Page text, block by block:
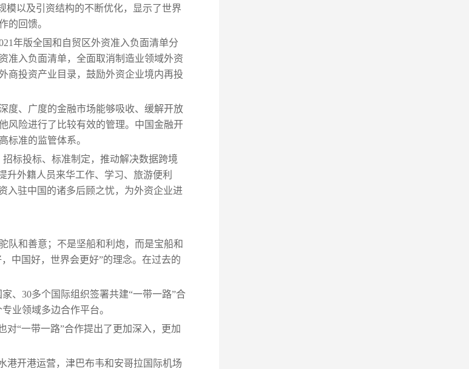
模以及引资结构的不断优化，显示了世界
的回馈。
年版全国和自贸区外资准入负面清单分
准入负面清单，全面取消制造业领域外资
商投资产业目录，鼓励外资企业境内再投
度、广度的金融市场能够吸收、缓解开放
风险进行了比较有效的管理。中国金融开
标准的监管体系。
标投标、标准制定，推动解决数据跨境
升外籍人员来华工作、学习、旅游便利
入驻中国的诸多后顾之忧，为外资企业进
队和善意；不是坚船和利炮，而是宝船和
中国好，世界会更好”的理念。在过去的
、30多个国际组织签署共建“一带一路”合
业领域多边合作平台。
对“一带一路”合作提出了更加深入，更加
港开港运营，津巴布韦和安哥拉国际机场